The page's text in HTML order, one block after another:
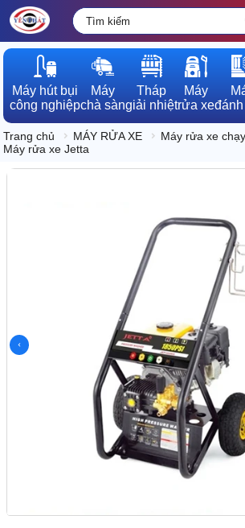
Máy hút bụi
công nghiệp
Máy
chà sàn
Tháp
giải nhiệt
Máy
rửa xe
Trang chủ MÁY RỬA XE
Máy rửa xe
Máy rửa xe Jetta